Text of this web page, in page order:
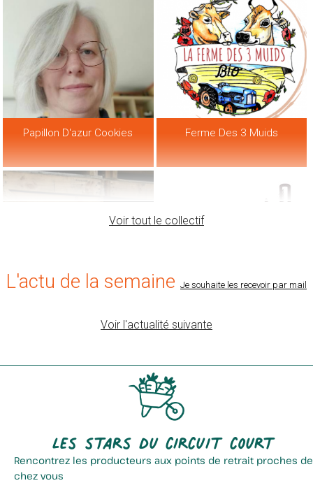
Papillon D'azur Cookies Ferme Des 3 Muids
Chips Bellevue Brasserie Bellenaert
Voir tout le collectif
L'actu de la semaine Je souhaite les recevoir par mail
Voir l'actualité suivante
Les stars du circuit court
Rencontrez les producteurs aux points de retrait proches de
chez vous